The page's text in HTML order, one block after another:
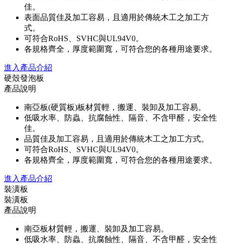
佳。
表面品質佳及加工容易，且適用於傳統木工之加工方
式。
可符合RoHS、SVHC與UL94V0。
各規格齊全，厚度範圍寬，可符合您的各種用途要求。
進入產品介紹
硬殼發泡板
產品說明
南亞板(硬質板)板材質輕，搬運、裝卸及加工容易。
低吸水率、防蟲、抗腐蝕性、隔音、不含甲醛，安全性
佳。
品質佳及加工容易，且適用於傳統木工之加工方式。
可符合RoHS、SVHC與UL94V0。
各規格齊全，厚度範圍寬，可符合您的各種用途要求。
進入產品介紹
裝潢板
裝潢板
產品說明
南亞板材質輕，搬運、裝卸及加工容易。
低吸水率、防蟲、抗腐蝕性、隔音、不含甲醛，安全性